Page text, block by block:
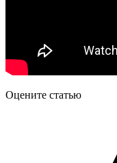
Оцените статью